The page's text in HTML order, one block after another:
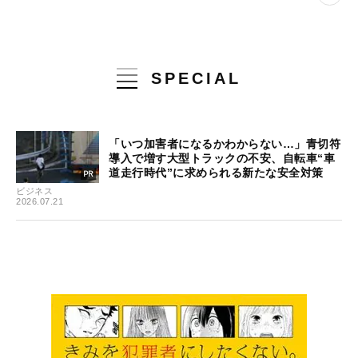
SPECIAL
ビジネス
2026.07.21
「いつ加害者になるかわからない…」青切符
導入で増す大型トラックの不安、自転車“車
道走行時代”に求められる新たな安全対策